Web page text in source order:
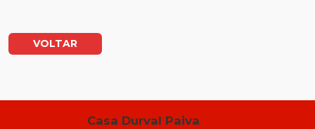
VOLTAR
Casa Durval Paiva